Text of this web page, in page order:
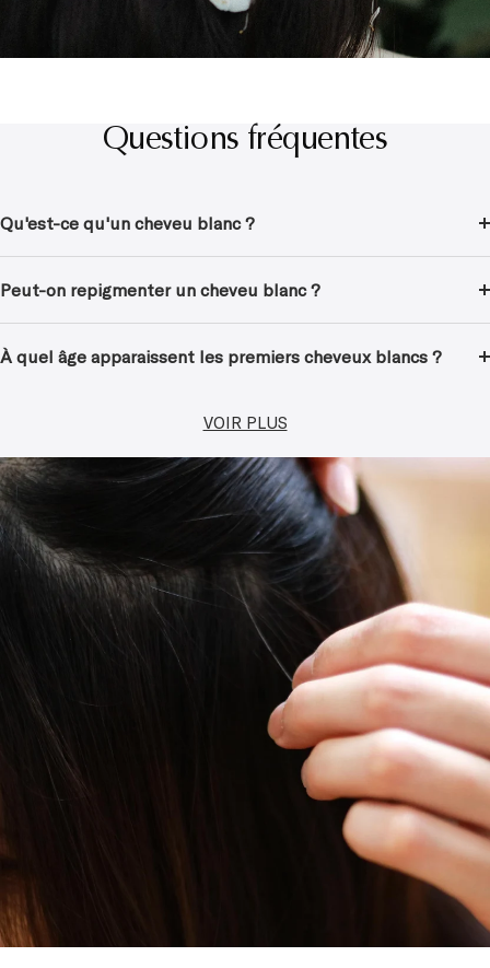
Questions fréquentes
Peut-on repigmenter un cheveu blanc ?
À quel âge apparaissent les premiers cheveux blancs ?